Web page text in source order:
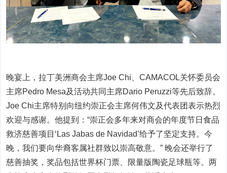
晚宴上，拉丁美洲商会主席Joe Chi、CAMACOL关怀委员会
主席Pedro Mesa及活动共同主席Dario Peruzzi等先后致辞。
Joe Chi主席特别向纽约崇正会主席何伟文及代表团表示热烈
欢迎与感谢。他提到：“崇正会多年来对商会的年度节日食品
救济慈善项目‘Las Jabas de Navidad’给予了坚定支持。今
晚，我们要向华裔客属社群致以崇高敬意。” 晚会还举行了
慈善抽奖，奖品包括世界杯门票、限量版陶瓷足球瓶等。两